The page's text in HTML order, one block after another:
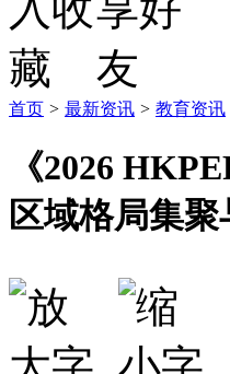
首页 > 最新资讯 > 教育资讯
《2026
区域格局集